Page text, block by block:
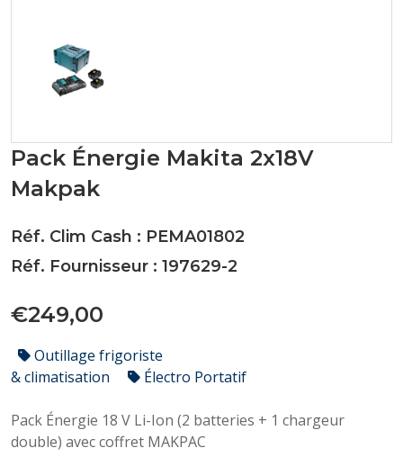
Pack Énergie Makita 2x18V
Makpak
Réf. Clim Cash : PEMA01802
Réf. Fournisseur : 197629-2
€249,00
Outillage frigoriste
& climatisation
Électro Portatif
Pack Énergie 18 V Li-Ion (2 batteries + 1 chargeur
double) avec coffret MAKPAC